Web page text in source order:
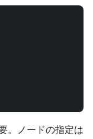
。ノードの指定は